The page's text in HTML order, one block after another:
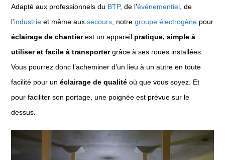
Adapté aux professionnels du BTP, de l’événementiel , de
l’industrie et même auxsecours , notregroupe électrogène pour
éclairage de chantierest un appareil pratique, simple à
utiliser et facile à transportergrâce à ses roues installées.
Vous pourrez donc l’acheminer d’un lieu à un autre en toute
facilité pour unéclairage de qualité où que vous soyez. Et
pour faciliter son portage, une poignée est prévue sur le
dessus.